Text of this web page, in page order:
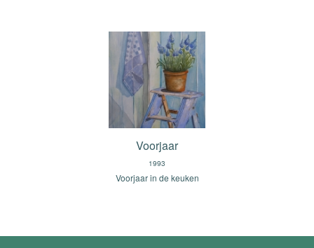
Voorjaar
1993
Voorjaar in de keuken